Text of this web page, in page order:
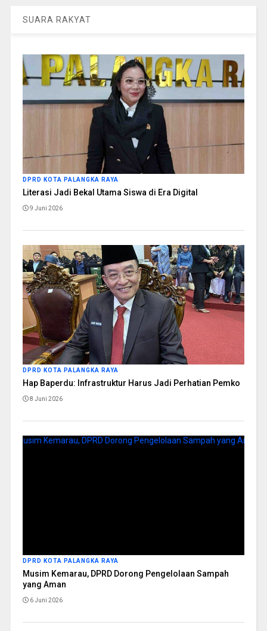
SUARA RAKYAT
DPRD KOTA PALANGKA RAYA
Literasi Jadi Bekal Utama Siswa di Era Digital
9 Juni 2026
DPRD KOTA PALANGKA RAYA
Hap Baperdu: Infrastruktur Harus Jadi Perhatian Pemko
8 Juni 2026
DPRD KOTA PALANGKA RAYA
Musim Kemarau, DPRD Dorong Pengelolaan Sampah
yang Aman
6 Juni 2026